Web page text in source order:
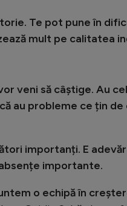
Te pot pune în
mult pe calitatea
veni să câștige. Au
au probleme ce țin
importanți. E
importante.
o echipă în